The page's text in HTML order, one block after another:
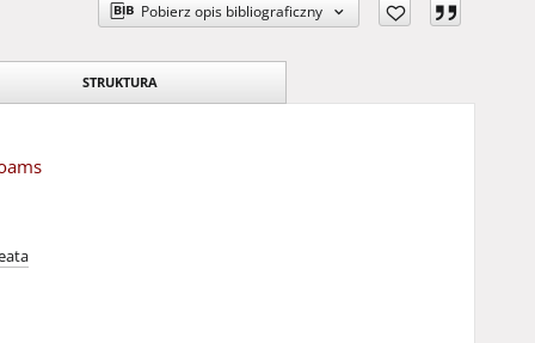
Pobierz opis bibliograficzny
STRUKTURA